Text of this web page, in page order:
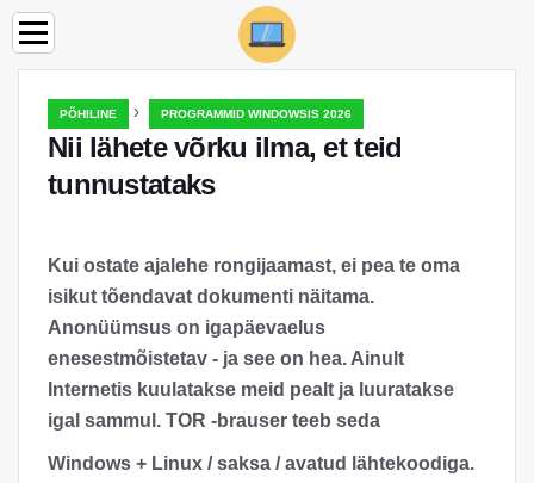
PÕHILINE › PROGRAMMID WINDOWSIS 2026
Nii lähete võrku ilma, et teid
tunnustataks
Kui ostate ajalehe rongijaamast, ei pea te oma
isikut tõendavat dokumenti näitama.
Anonüümsus on igapäevaelus
enesestmõistetav - ja see on hea. Ainult
Internetis kuulatakse meid pealt ja luuratakse
igal sammul. TOR -brauser teeb seda
Windows + Linux / saksa / avatud lähtekoodiga.